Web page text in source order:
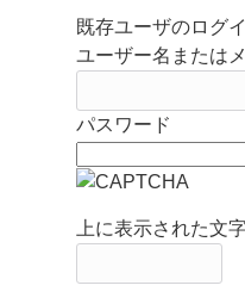
既存ユーザのログ
ユーザー名または
パスワード
上に表示された文